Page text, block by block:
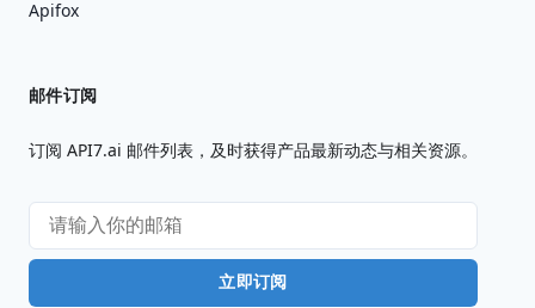
Apifox
邮件订阅
订阅 API7.ai 邮件列表，及时获得产品最新动态与相关资源。
立即订阅